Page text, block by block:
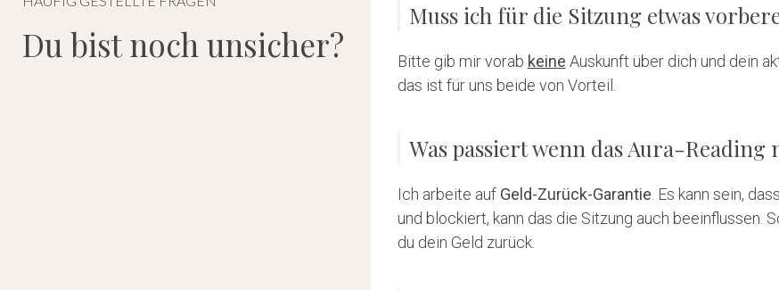
Du bist noch unsicher?
Muss ich für die Sitzung etwas
Bitte gib mir vorab keine Auskunft über dich und dein
das ist für uns beide von Vorteil.
Was passiert wenn das Aura-
Ich arbeite auf Geld-Zurück-Garantie . Es kann sein,
und blockiert, kann das die Sitzung auch
du dein Geld zurück.